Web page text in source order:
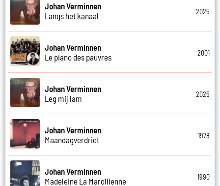
Johan Verminnen
Langs het kanaal
2025
Johan Verminnen
Le piano des pauvres
2001
Johan Verminnen
Leg mij lam
2025
Johan Verminnen
Maandagverdriet
1978
Johan Verminnen
Madeleine La Marollienne
1990